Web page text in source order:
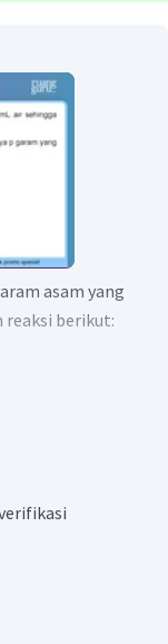
asam yang
reaksi berikut: